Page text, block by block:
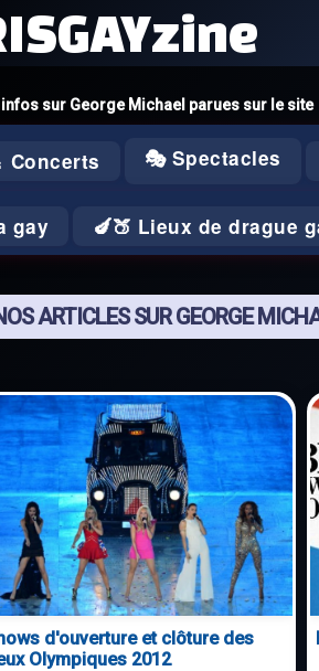
sur George Michael parues sur le site
Concerts 🎭 Spectacles
gay 🍆🍑 Lieux de drague
ARTICLES SUR GEORGE
d'ouverture et clôture des
Olympiques 2012